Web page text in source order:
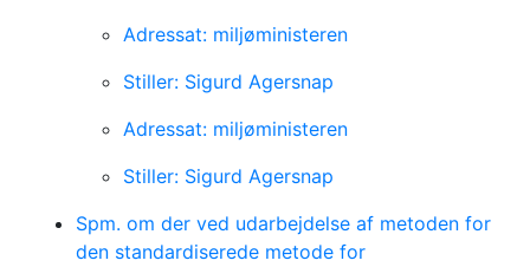
Adressat: miljøministeren
Stiller: Sigurd Agersnap
Adressat: miljøministeren
Stiller: Sigurd Agersnap
Spm. om der ved udarbejdelse af metoden for
den standardiserede metode for